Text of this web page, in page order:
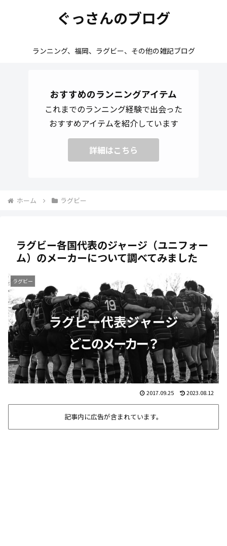
ぐっさんのブログ
ランニング、福岡、ラグビー、その他の雑記ブログ
おすすめのランニングアイテム
これまでのランニング経験で出会った
おすすめアイテムを紹介しています
詳細はこちら
ホーム ラグビー
ラグビー各国代表のジャージ（ユニフォー
ム）のメーカーについて調べてみました
ラグビー
2017.09.25 2023.08.12
記事内に広告が含まれています。